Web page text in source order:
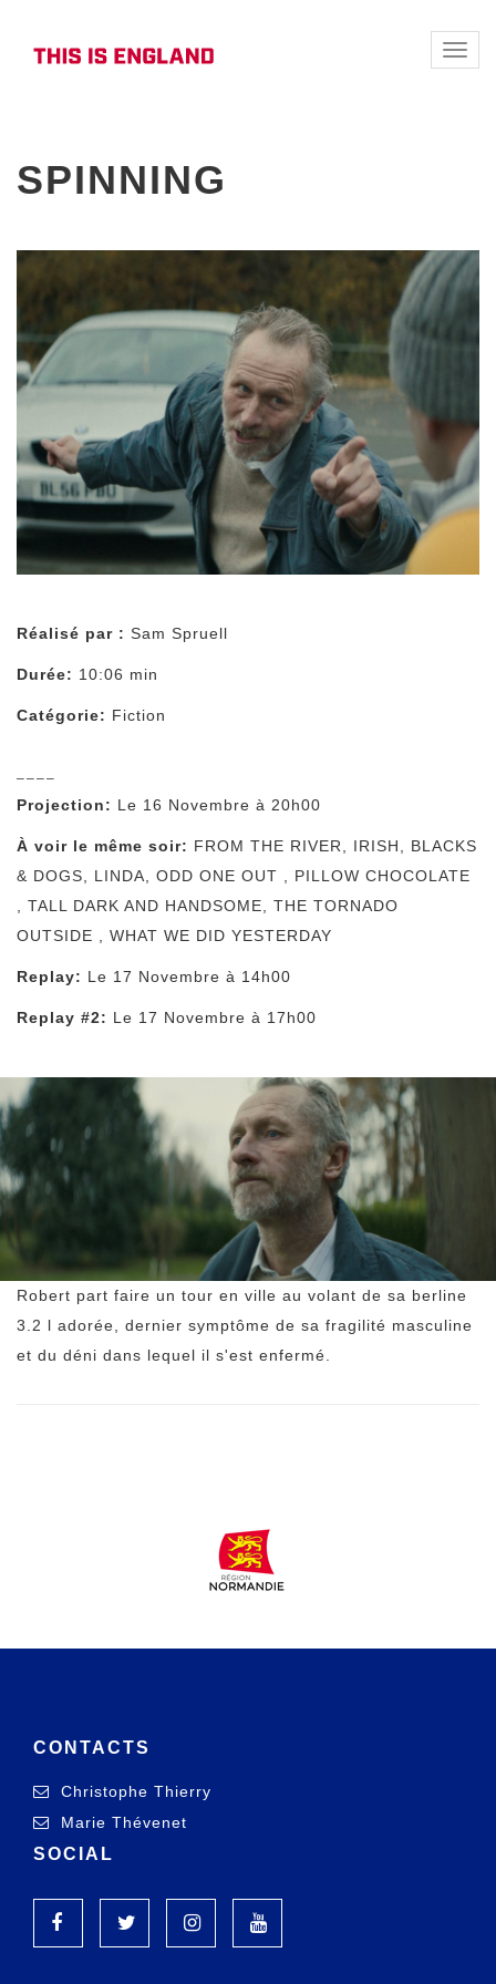
Toggle
SPINNING
Réalisé par : Sam Spruell
Durée: 10:06 min
Catégorie: Fiction
––––
Projection: Le 16 Novembre à 20h00
À voir le même soir: FROM THE RIVER
IRISH, BLACKS
& DOGS
LINDA ODD ONE OUT
PILLOW CHOCOLATE
TALL DARK AND HANDSOME
THE TORNADO
OUTSIDE
WHAT WE DID YESTERDAY
Replay: Le 17 Novembre à 14h00
Replay #2: Le 17 Novembre à 17h00
Robert part faire un tour en ville au volant de sa berline
3.2 l adorée, dernier symptôme de sa fragilité masculine
et du déni dans lequel il s'est enfermé.
CONTACTS
Christophe Thierry
Marie Thévenet
SOCIAL